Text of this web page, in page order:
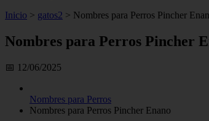
Inicio > gatos2 > Nombres para Perros Pincher
Nombres para Perros Pincher
📅 12/06/2025
Nombres para Perros
Nombres para Perros Pincher Enano